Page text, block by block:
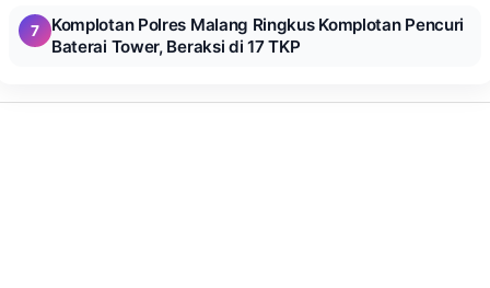
7
Komplotan Polres Malang Ringkus Komplotan Pencuri
Baterai Tower, Beraksi di 17 TKP